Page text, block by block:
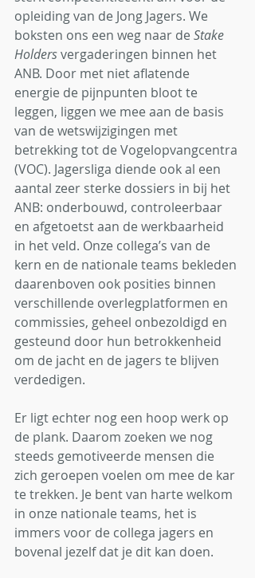
opleiding van de Jong Jagers. We
boksten ons een weg naar de Stake
Holders vergaderingen binnen het
ANB. Door met niet aflatende
energie de pijnpunten bloot te
leggen, liggen we mee aan de basis
van de wetswijzigingen met
betrekking tot de Vogelopvangcentra
(VOC). Jagersliga diende ook al een
aantal zeer sterke dossiers in bij het
ANB: onderbouwd, controleerbaar
en afgetoetst aan de werkbaarheid
in het veld. Onze collega’s van de
kern en de nationale teams bekleden
daarenboven ook posities binnen
verschillende overlegplatformen en
commissies, geheel onbezoldigd en
gesteund door hun betrokkenheid
om de jacht en de jagers te blijven
verdedigen.
Er ligt echter nog een hoop werk op
de plank. Daarom zoeken we nog
steeds gemotiveerde mensen die
zich geroepen voelen om mee de kar
te trekken. Je bent van harte welkom
in onze nationale teams, het is
immers voor de collega jagers en
bovenal jezelf dat je dit kan doen.